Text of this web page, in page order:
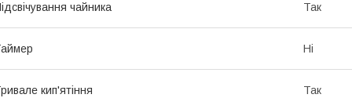
чайника Так
Ні
кип'ятіння Так